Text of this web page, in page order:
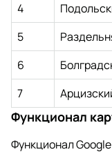
4
5
6
7
Функционал
Функционал